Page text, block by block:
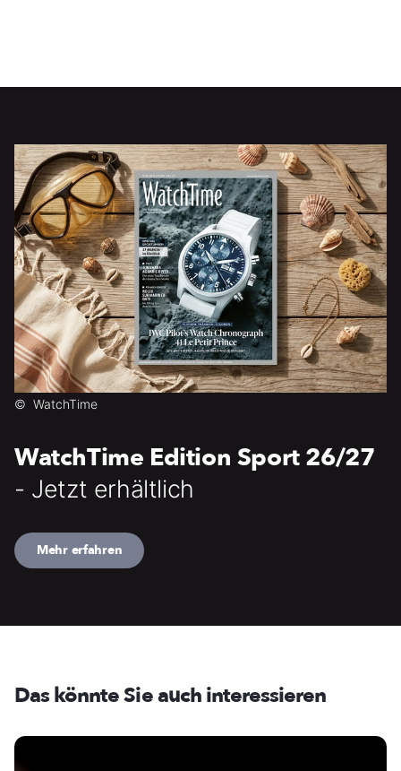
© WatchTime
WatchTime Edition Sport 26/27
- Jetzt erhältlich
Mehr erfahren
Das könnte Sie auch interessieren